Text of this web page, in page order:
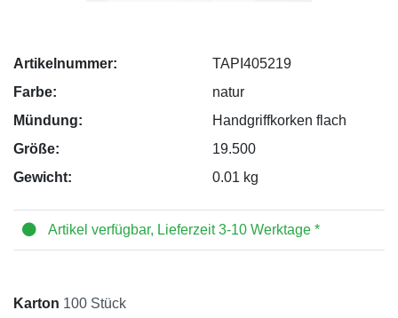
Artikelnummer:
TAPI405219
Farbe:
natur
Mündung:
Handgriffkorken flach
Größe:
19.500
Gewicht:
0.01 kg
Artikel verfügbar, Lieferzeit 3-10 Werktage *
Karton 100 Stück